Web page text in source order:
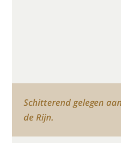
Schitterend gelegen
de Rijn.